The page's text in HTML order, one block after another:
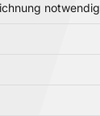
notwendig